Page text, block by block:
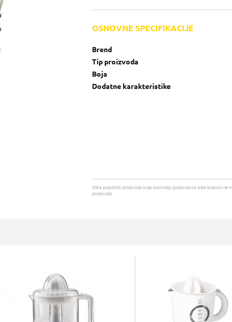
OSNOVNE SPECIFIKACIJE
Brend
Tip proizvoda
Boja
Dodatne karakteristike
Slike pojedinih proizvoda koje ilustriraju proizvod na web stranici
proizvoda.